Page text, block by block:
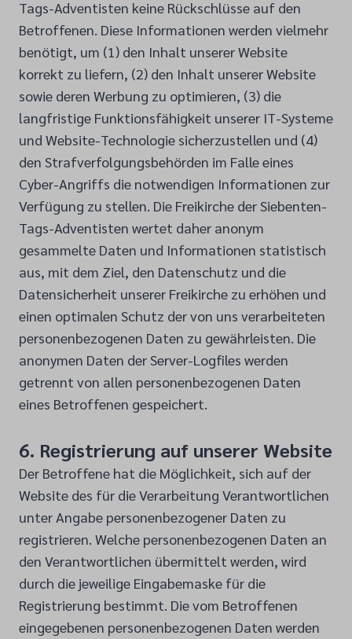
Tags-Adventisten keine Rückschlüsse auf den
Betroffenen. Diese Informationen werden vielmehr
benötigt, um (1) den Inhalt unserer Website
korrekt zu liefern, (2) den Inhalt unserer Website
sowie deren Werbung zu optimieren, (3) die
langfristige Funktionsfähigkeit unserer IT-Systeme
und Website-Technologie sicherzustellen und (4)
den Strafverfolgungsbehörden im Falle eines
Cyber-Angriffs die notwendigen Informationen zur
Verfügung zu stellen. Die Freikirche der Siebenten-
Tags-Adventisten wertet daher anonym
gesammelte Daten und Informationen statistisch
aus, mit dem Ziel, den Datenschutz und die
Datensicherheit unserer Freikirche zu erhöhen und
einen optimalen Schutz der von uns verarbeiteten
personenbezogenen Daten zu gewährleisten. Die
anonymen Daten der Server-Logfiles werden
getrennt von allen personenbezogenen Daten
eines Betroffenen gespeichert.
6. Registrierung auf unserer Website
Der Betroffene hat die Möglichkeit, sich auf der
Website des für die Verarbeitung Verantwortlichen
unter Angabe personenbezogener Daten zu
registrieren. Welche personenbezogenen Daten an
den Verantwortlichen übermittelt werden, wird
durch die jeweilige Eingabemaske für die
Registrierung bestimmt. Die vom Betroffenen
eingegebenen personenbezogenen Daten werden